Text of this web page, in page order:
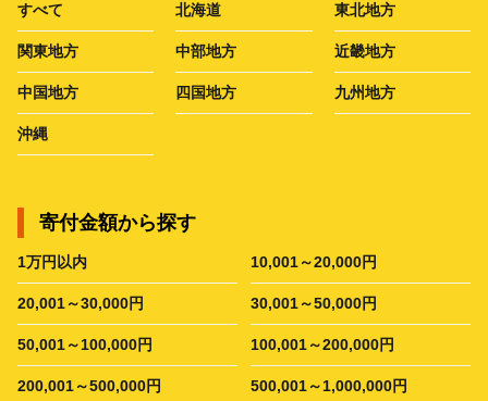
すべて 北海道 東北地方
関東地方 中部地方 近畿地方
中国地方 四国地方 九州地方
沖縄
寄付金額から探す
1万円以内 10,001～20,000円
20,001～30,000円 30,001～50,000円
50,001～100,000円 100,001～200,000円
200,001～500,000円 500,001～1,000,000円